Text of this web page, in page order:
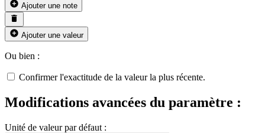
Ajouter une note
Ajouter une valeur
Ou bien :
Confirmer l'exactitude de la valeur la plus récente.
Modifications avancées du paramètre :
Unité de valeur par défaut :